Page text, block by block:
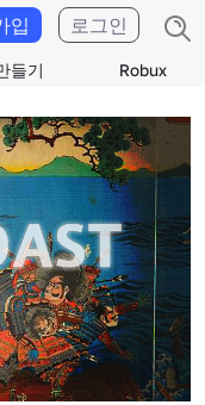
들기 Robux
입 로그인